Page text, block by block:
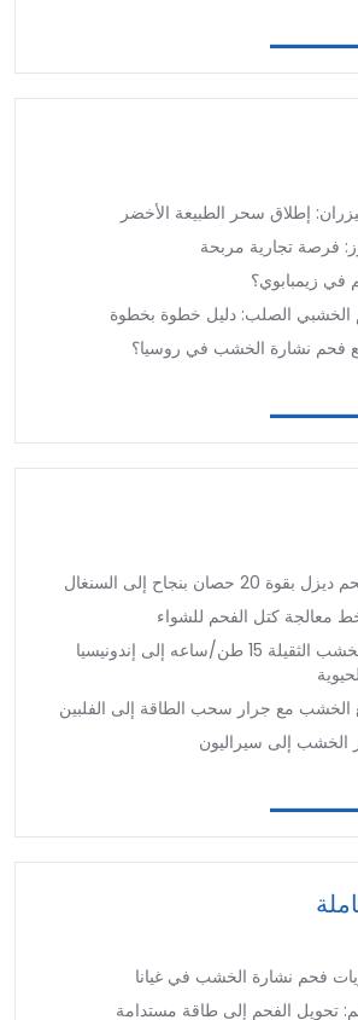
إطلاق سحر الطبيعة الأخضر
فرصة تجارية مربحة
في زيمبابوي؟
الخشبي الصلب: دليل خطوة بخطوة
فحم نشارة الخشب في روسيا؟
بنجاح إلى السنغال
معالجة كتل الفحم للشواء
تم تصدير مفرمة الخشب الثقيلة 15 طن/ساعه إلى إندونيسيا
الخشب مع جرار سحب الطاقة إلى الفلبين
الخشب إلى سيراليون
فحم نشارة الخشب في غيانا
تحويل الفحم إلى طاقة مستدامة